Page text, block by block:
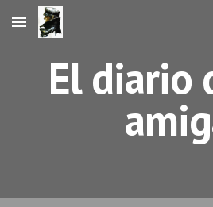
Skip to main content
El diario